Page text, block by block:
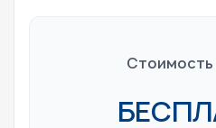
Стоимость